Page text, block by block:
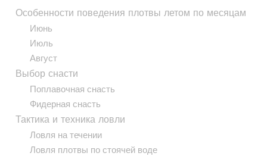
Особенности поведения плотвы летом по месяцам
Июнь
Июль
Август
Выбор снасти
Поплавочная снасть
Фидерная снасть
Тактика и техника ловли
Ловля на течении
Ловля плотвы по стоячей воде